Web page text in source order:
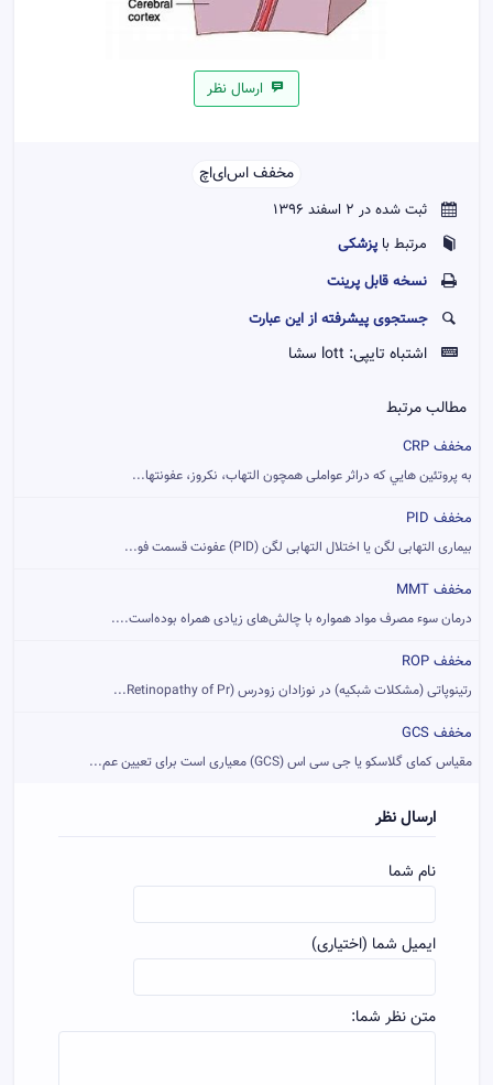
ارسال نظر
مخفف اس‌ای‌اچ‌‌
ثبت شده در 2 اسفند 1396
مرتبط باپزشکی
نسخه قابل پرينت
جستجوی پیشرفته از این عبارت
اشتباه تایپی: lott سشا
مطالب مرتبط
مخفف CRP
به پروتئين هايي که دراثر عواملی همچون التهاب، نکروز، عفونتها...
مخفف PID
بیماری التهابی لگن یا اختلال التهابی لگن (PID) عفونت قسمت فو...
مخفف MMT
درمان سوء مصرف مواد همواره با چالش‌های زیادی همراه بوده‌است....
مخفف ROP
رتینوپاتی (مشکلات شبکیه) در نوزادان زودرس (Retinopathy of Pr...
مخفف GCS
مقیاس کمای گلاسکو یا جی سی اس (GCS) معیاری است برای تعیین عم...
ارسال نظر
نام شما
ایمیل شما (اختیاری)
متن نظر شما: